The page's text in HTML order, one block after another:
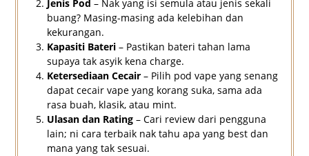
Jenis Pod – Nak yang isi semula atau jenis sekali
buang? Masing-masing ada kelebihan dan
kekurangan.
Kapasiti Bateri– Pastikan bateri tahan lama
supaya tak asyik kena charge.
Ketersediaan Cecair– Pilih pod vape yang senang
dapat cecair vape yang korang suka, sama ada
rasa buah, klasik, atau mint.
Ulasan dan Rating– Cari review dari pengguna
lain; ni cara terbaik nak tahu apa yang best dan
mana yang tak sesuai.